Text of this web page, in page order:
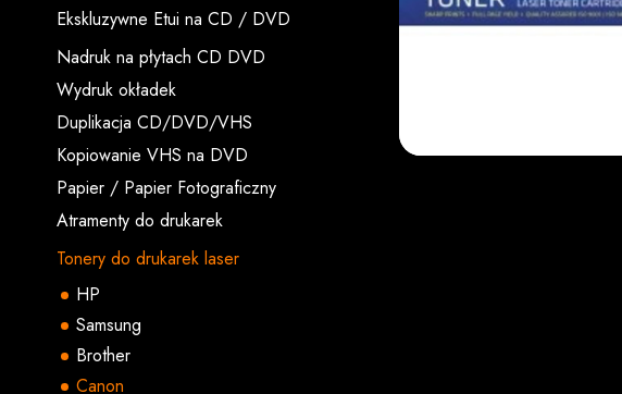
Ekskluzywne Etui na CD / DVD
Nadruk na płytach CD DVD
Wydruk okładek
Duplikacja CD/DVD/VHS
Kopiowanie VHS na DVD
Papier / Papier Fotograficzny
Atramenty do drukarek
Tonery do drukarek laser
HP
Samsung
Brother
Canon